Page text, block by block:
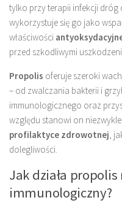
tylko przy terapii infekcji
wykorzystuje się go jako
właściwości
przed szkodliwymi
Propolis oferuje szeroki
– od zwalczania bakterii i
immunologicznego oraz
względu stanowi on
profilaktyce zdrowotnej,
dolegliwości.
Jak działa propolis
immunologiczny?